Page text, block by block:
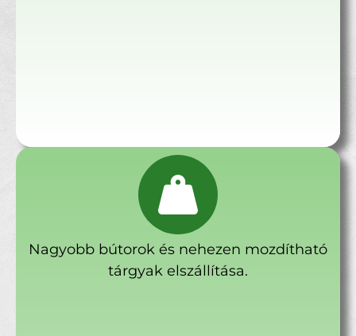
Nagyobb bútorok és nehezen mozdítható
tárgyak elszállítása.